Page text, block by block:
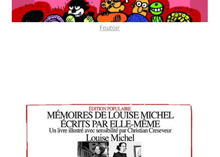
Foutoir